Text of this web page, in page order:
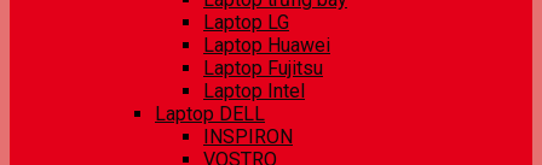
Laptop LG
Laptop Huawei
Laptop Fujitsu
Laptop Intel
Laptop DELL
INSPIRON
VOSTRO